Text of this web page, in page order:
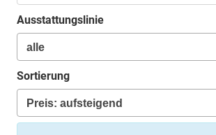
Ausstattungslinie
Sortierung